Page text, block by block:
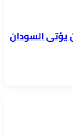
يؤتى السودان